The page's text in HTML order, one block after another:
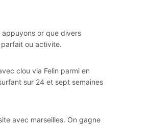
appuyons or que divers
ou activite.
clou via Felin parmi en
sur 24 et sept semaines
avec marseilles. On gagne